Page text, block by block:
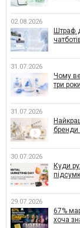
02.08.2026
Штраф
31.07.2026
Чому
три роки
31.07.2026
бренди
30.07.2026
Куди
29.07.2026
67%
хоча